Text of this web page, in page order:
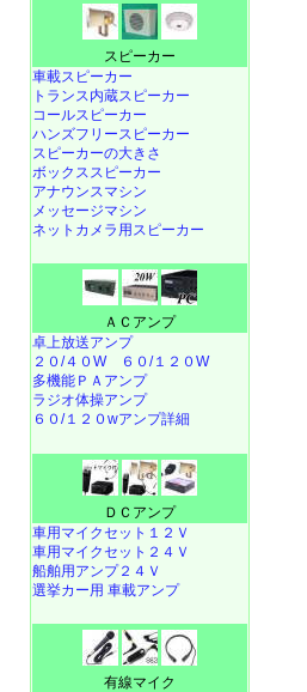
スピーカー
車載スピーカー
トランス内蔵スピーカー
コールスピーカー
ハンズフリースピーカー
スピーカーの大きさ
ボックススピーカー
アナウンスマシン
メッセージマシン
ネットカメラ用スピーカー
ＡＣアンプ
卓上放送アンプ
２０/４０W
６０/１２０W
多機能ＰＡアンプ
ラジオ体操アンプ
６０/１２０wアンプ詳細
ＤＣアンプ
車用マイクセット１２Ｖ
車用マイクセット２４Ｖ
船舶用アンプ２４Ｖ
選挙カー用 車載アンプ
有線マイク